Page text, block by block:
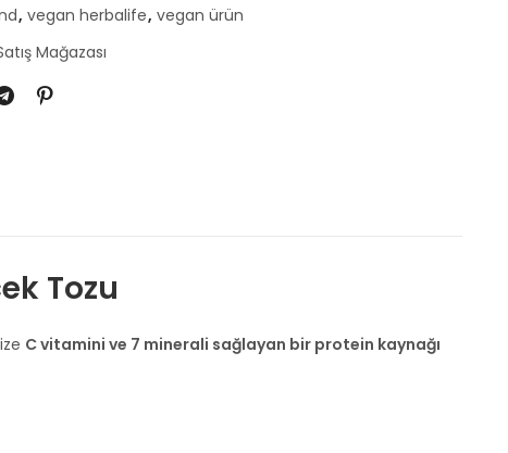
, vegan herbalife, vegan ürün
Mağazası
Tozu
C vitamini ve 7 minerali sağlayan bir protein kaynağı